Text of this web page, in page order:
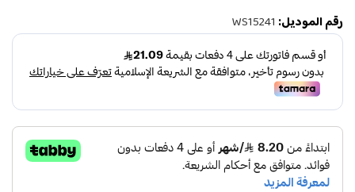
رقم الموديل: WS15241